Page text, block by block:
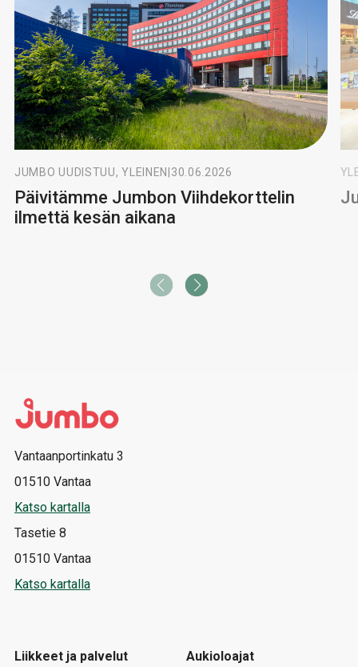
JUMBO UUDISTUU, YLEINEN 30.06.2026
Päivitämme Jumbon Viihdekorttelin
ilmettä kesän aikana
Vantaanportinkatu 3
01510 Vantaa
Katso kartalla
Tasetie 8
01510 Vantaa
Katso kartalla
Liikkeet ja palvelut Aukioloajat